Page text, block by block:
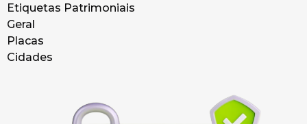
Etiquetas Patrimoniais
Geral
Placas
Cidades